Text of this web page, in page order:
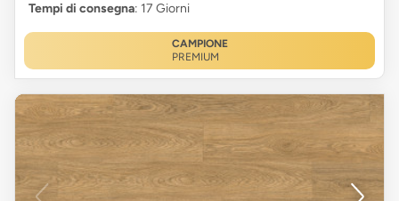
Tempi di consegna: 17 Giorni
CAMPIONE
PREMIUM